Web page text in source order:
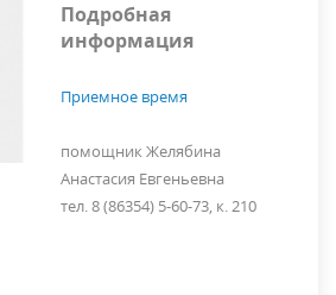
Подробная
информация
Приемное время
помощник Желябина
Анастасия Евгеньевна
тел. 8 (86354) 5-60-73, к. 210